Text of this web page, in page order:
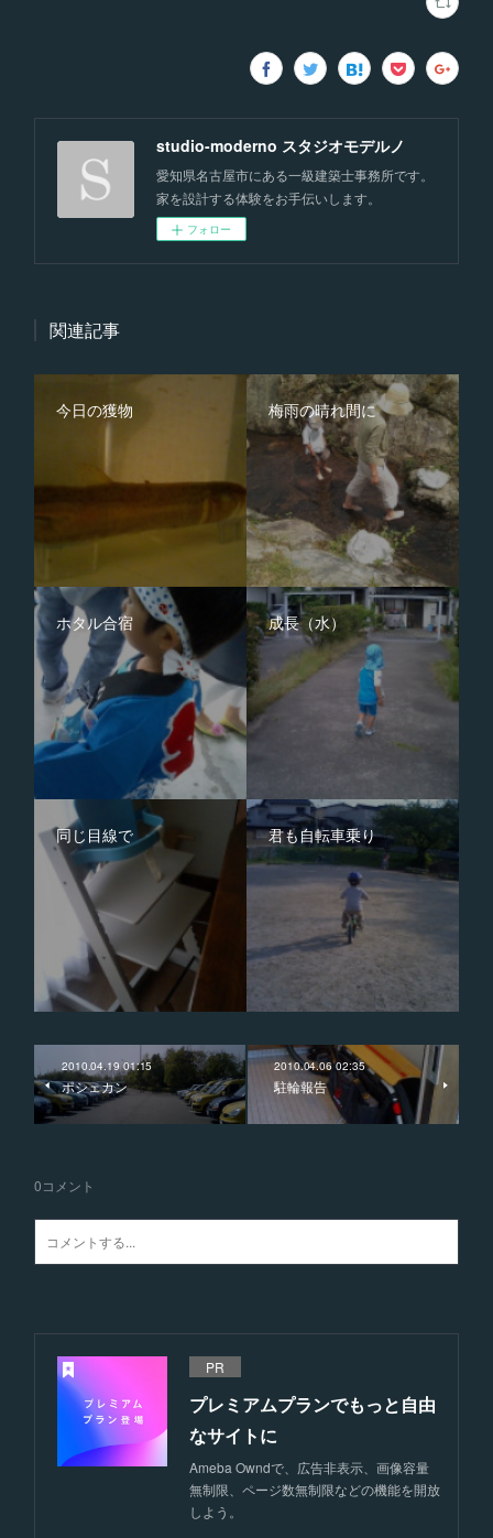
studio-moderno スタジオモデルノ
愛知県名古屋市にある一級建築士事務所です。
家を設計する体験をお手伝いします。
フォロー
関連記事
今日の獲物 梅雨の晴れ間に
ホタル合宿 成長（水）
同じ目線で 君も自転車乗り
2010.04.19 01:15
ポシェカン
2010.04.06 02:35
駐輪報告
0コメント
PR
プレミアムプランでもっと自由
なサイトに
Ameba Owndで、広告非表示、画像容量
無制限、ページ数無制限などの機能を開放
しよう。